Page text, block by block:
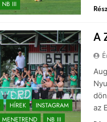
NB III
HÍREK
INSTAGRAM
MENETREND NB III
A
az